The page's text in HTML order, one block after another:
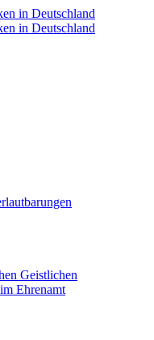
Geistlichen
Ehrenamt